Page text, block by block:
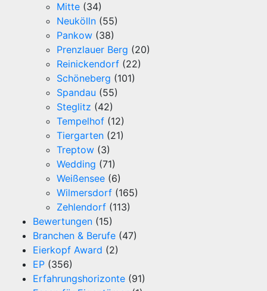
Mitte (34)
Neukölln (55)
Pankow (38)
Prenzlauer Berg (20)
Reinickendorf (22)
Schöneberg (101)
Spandau (55)
Steglitz (42)
Tempelhof (12)
Tiergarten (21)
Treptow (3)
Wedding (71)
Weißensee (6)
Wilmersdorf (165)
Zehlendorf (113)
Bewertungen (15)
Branchen & Berufe (47)
Eierkopf Award (2)
EP (356)
Erfahrungshorizonte (91)